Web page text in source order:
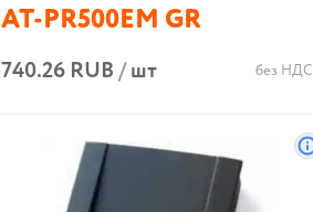
В корзину
AT-PR500EM GR
740.26 RUB/шт без НДС